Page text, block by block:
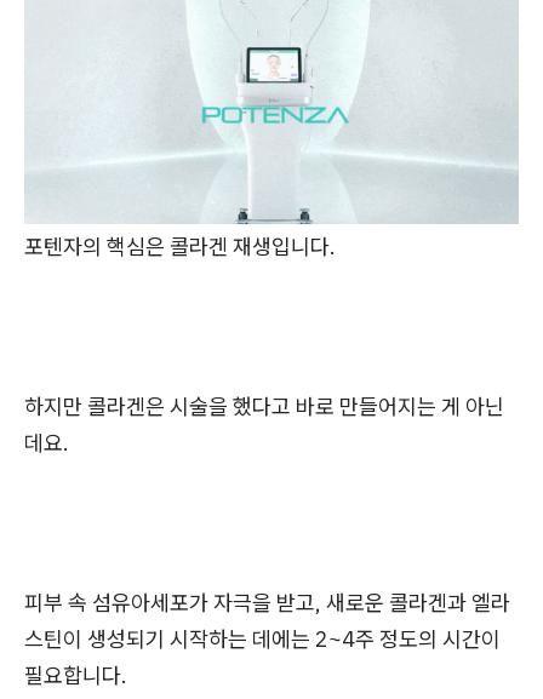
포텐자의 핵심은 콜라겐 재생입니다.
하지만 콜라겐은 시술을 했다고 바로 만들어지는 게 아닌
데요.
피부 속 섬유아세포가 자극을 받고, 새로운 콜라겐과 엘라
스틴이 생성되기 시작하는 데에는 2~4주 정도의 시간이
필요합니다.